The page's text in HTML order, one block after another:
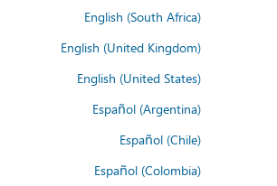
English (South Africa)
English (United Kingdom)
English (United States)
Español (Argentina)
Español (Chile)
Español (Colombia)